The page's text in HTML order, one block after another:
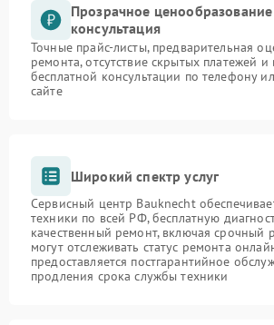
Прозрачное
консультация
Точные прайс-листы, предварительная
ремонта, отсутствие скрытых платежей и
бесплатной консультации по телефону
сайте
Широкий спектр услуг
Сервисный центр Bauknecht
техники по всей РФ, бесплатную
качественный ремонт, включая срочный
могут отслеживать статус ремонта
предоставляется постгарантийное
продления срока службы техники